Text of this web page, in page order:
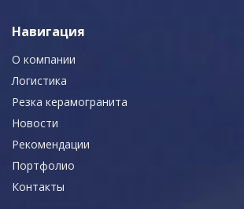
Навигация
О компании
Логистика
Резка керамогранита
Новости
Рекомендации
Портфолио
Контакты